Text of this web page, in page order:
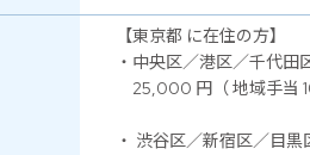
【東京都 に在住の方】
・中央区／港区／千代
25,000 円（ 地域手当
・ 渋谷区／新宿区／目